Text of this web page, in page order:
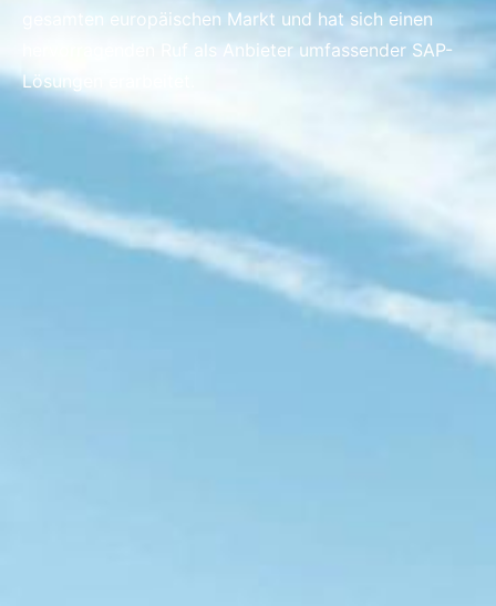
gesamten europäischen Markt und hat sich einen
hervorragenden Ruf als Anbieter umfassender SAP-
Lösungen erarbeitet.